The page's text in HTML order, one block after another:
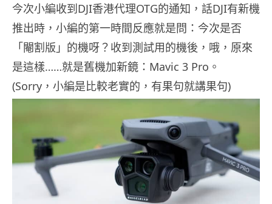
今次小編收到DJI香港代理OTG的通知，話DJI有新機
推出時，小編的第一時間反應就是問：今次是否
「閹割版」的機呀？收到測試用的機後，哦，原來
是這樣……就是舊機加新鏡：Mavic 3 Pro。
(Sorry，小編是比較老實的，有果句就講果句)